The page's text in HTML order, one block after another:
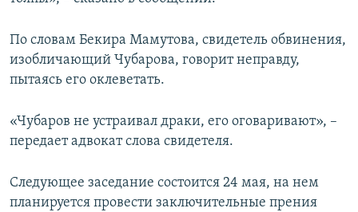
По словам Бекира Мамутова, свидетель обвинения,
изобличающий Чубарова, говорит неправду,
пытаясь его оклеветать.
«Чубаров не устраивал драки, его оговаривают», –
передает адвокат слова свидетеля.
Следующее заседание состоится 24 мая, на нем
планируется провести заключительные прения